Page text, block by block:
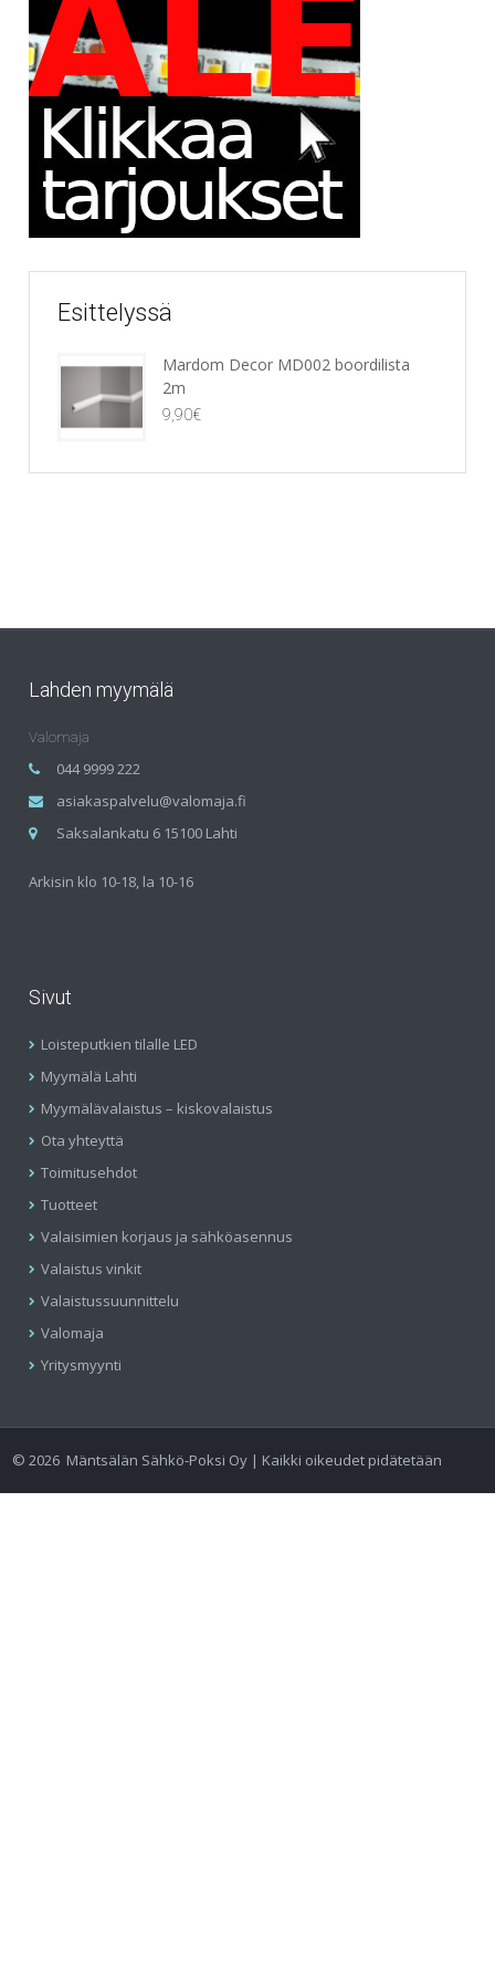
Esittelyssä
Mardom Decor MD002 boordilista
2m
9,90€
Lahden myymälä
Valomaja
044 9999 222
asiakaspalvelu@valomaja.fi
Saksalankatu 6 15100 Lahti
Arkisin klo 10-18, la 10-16
Sivut
Loisteputkien tilalle LED
Myymälä Lahti
Myymälävalaistus – kiskovalaistus
Ota yhteyttä
Toimitusehdot
Tuotteet
Valaisimien korjaus ja sähköasennus
Valaistus vinkit
Valaistussuunnittelu
Valomaja
Yritysmyynti
©2026 Mäntsälän Sähkö-Poksi Oy | Kaikki oikeudet pidätetään